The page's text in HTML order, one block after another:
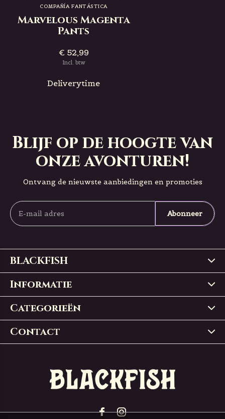
COMPAÑÍA FANTÁSTICA
Marvelous Magenta
Pants
€ 52,99
Incl. btw
Deliverytime
Blijf op de hoogte van
onze avonturen!
Ontvang de nieuwste aanbiedingen en promoties
Abonneer
BLACKFISH
Informatie
Categorieën
Contact